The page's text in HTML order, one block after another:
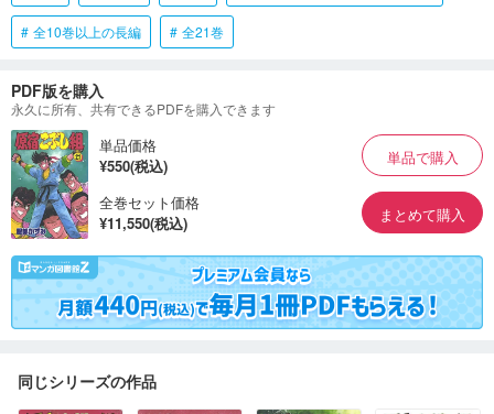
全10巻以上の長編 全21巻
PDF版を購入
永久に所有、共有できるPDFを購入できます
単品価格
¥550(税込)
単品で購入
全巻セット価格
¥11,550(税込)
まとめて購入
同じシリーズの作品